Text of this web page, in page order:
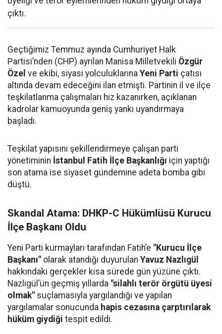
çıktı.
Geçtiğimiz Temmuz ayında Cumhuriyet Halk
Partisi’nden (CHP) ayrılan Manisa Milletvekili Özgür
Özel ve ekibi, siyasi yolculuklarına Yeni Parti çatısı
altında devam edeceğini ilan etmişti. Partinin il ve ilçe
teşkilatlanma çalışmaları hız kazanırken, açıklanan
kadrolar kamuoyunda geniş yankı uyandırmaya
başladı.
Teşkilat yapısını şekillendirmeye çalışan parti
yönetiminin İstanbul Fatih İlçe Başkanlığı için yaptığı
son atama ise siyaset gündemine adeta bomba gibi
düştü.
Skandal Atama: DHKP-C Hükümlüsü Kurucu
İlçe Başkanı Oldu
Yeni Parti kurmayları tarafından Fatih’e "Kurucu İlçe
Başkanı" olarak atandığı duyurulan Yavuz Nazlıgül
hakkındaki gerçekler kısa sürede gün yüzüne çıktı.
Nazlıgül’ün geçmiş yıllarda "silahlı terör örgütü üyesi
olmak" suçlamasıyla yargılandığı ve yapılan
yargılamalar sonucunda hapis cezasına çarptırılarak
hüküm giydiği tespit edildi.